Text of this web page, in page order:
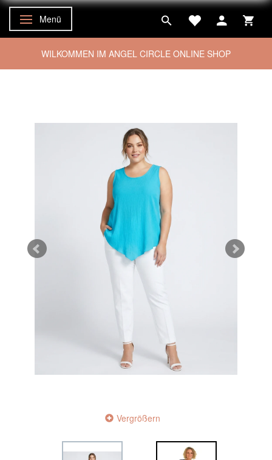
Anzeige ändern
Menü
WILKOMMEN IM ANGEL CIRCLE ONLINE SHOP
Vergrößern